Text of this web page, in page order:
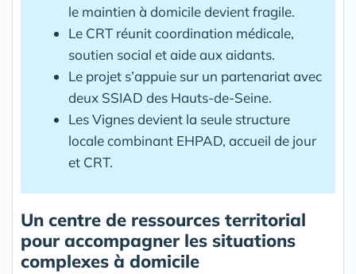
le maintien à domicile devient fragile.
Le CRT réunit coordination médicale,
soutien social et aide aux aidants.
Le projet s’appuie sur un partenariat avec
deux SSIAD des Hauts-de-Seine.
Les Vignes devient la seule structure
locale combinant EHPAD, accueil de jour
et CRT.
Un centre de ressources territorial
pour accompagner les situations
complexes à domicile